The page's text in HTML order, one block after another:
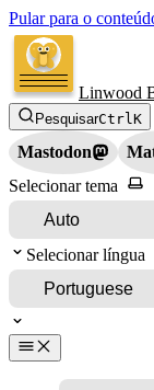
Pular para o
Linwood
PesquisarCtrlK
Mastodon
Selecionar tema
Selecionar língua